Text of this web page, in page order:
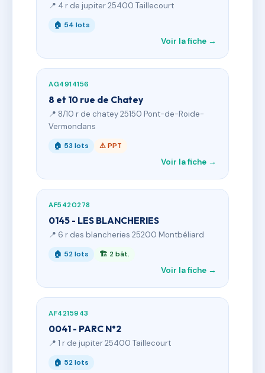
📍 4 r de jupiter 25400 Taillecourt
🏠 54 lots
Voir la fiche →
AG4914156
8 et 10 rue de Chatey
📍 8/10 r de chatey 25150 Pont-de-Roide-
Vermondans
🏠 53 lots ⚠ PPT
Voir la fiche →
AF5420278
0145 - LES BLANCHERIES
📍 6 r des blancheries 25200 Montbéliard
🏠 52 lots 🏗 2 bât.
Voir la fiche →
AF4215943
0041 - PARC N°2
📍 1 r de jupiter 25400 Taillecourt
🏠 52 lots